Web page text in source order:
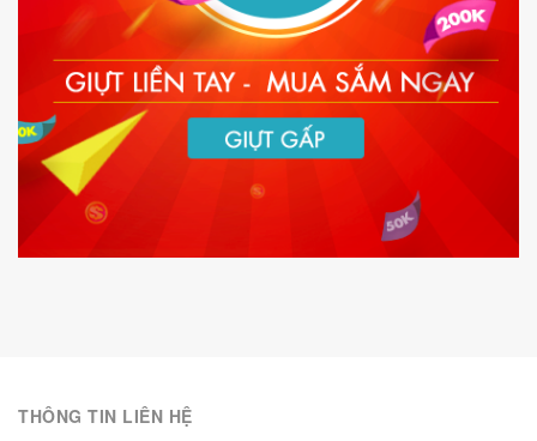
THÔNG TIN LIÊN HỆ